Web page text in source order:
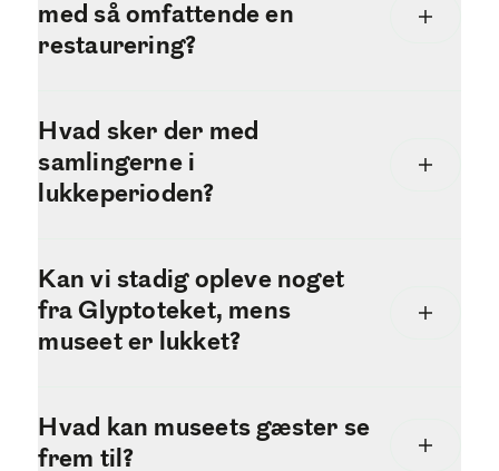
med så omfattende en
restaurering?
Hvad sker der med
samlingerne i
lukkeperioden?
Kan vi stadig opleve noget
fra Glyptoteket, mens
museet er lukket?
Hvad kan museets gæster se
frem til?